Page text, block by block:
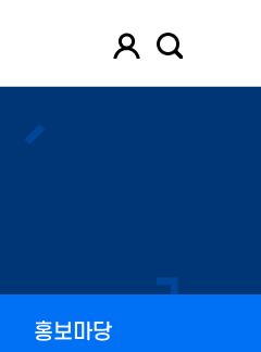
홍보마당